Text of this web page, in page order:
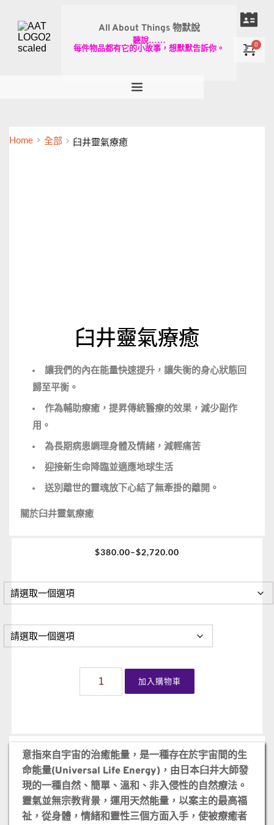
All About Things 物默說
聽說……
每件物品都有它的小故事，想默默告訴你。
Home 全部 臼井靈氣療癒
臼井靈氣療癒
讓我們的內在能量快速提升，讓失衡的身心狀態回
歸至平衡。
作為輔助療癒，提昇傳統醫療的效果，減少副作
用。
為長期病患調理身體及情緒，減輕痛苦
迎接新生命降臨並適應地球生活
送別離世的靈魂放下心結了無牽掛的離開。
關於臼井靈氣療癒
$380.00–$2,720.00
癒
量
加入購物車
意指來自宇宙的治癒能量，是一種存在於宇宙間的生
命能量(Universal Life Energy)，由日本臼井大師發
現的一種自然、簡單、溫和、非入侵性的自然療法。
靈氣並無宗教背景，運用天然能量，以案主的最高福
祉，從身體，情緒和靈性三個方面入手，使被療癒者